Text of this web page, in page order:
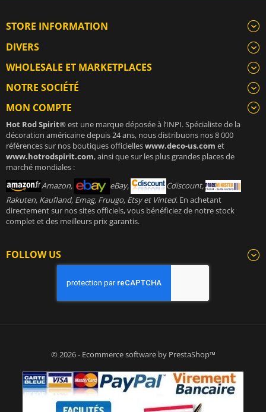
STORE INFORMATION
DIVERS
WHOLESALE ET MARKETPLACES
NOTRE SOCIÉTÉ
MON COMPTE
Hot Rod Spirit®est une marque déposée à l’INPI. Spécialiste de la
décoration américaine depuis 24 ans, nous distribuons nos 8 000
références sur nos boutiques officielleswww.deco-us.com et
www.hotrodspirit.com, ainsi que sur les plus grandes places de
marché mondiales :
Amazon,
eBay,
Cdiscount,
Rakuten, Kaufland, Emag, Fruugo, Etsy et Vinted. En achetant
directement sur nos sites officiels, vous bénéficiez de notre stock
complet et des meilleurs prix garantis.
FOLLOW US
© 2026 - Ecommerce software by PrestaShop™